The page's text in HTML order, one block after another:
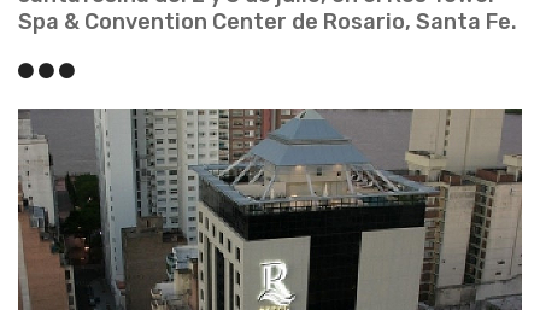
Spa & Convention Center de Rosario, Santa Fe.